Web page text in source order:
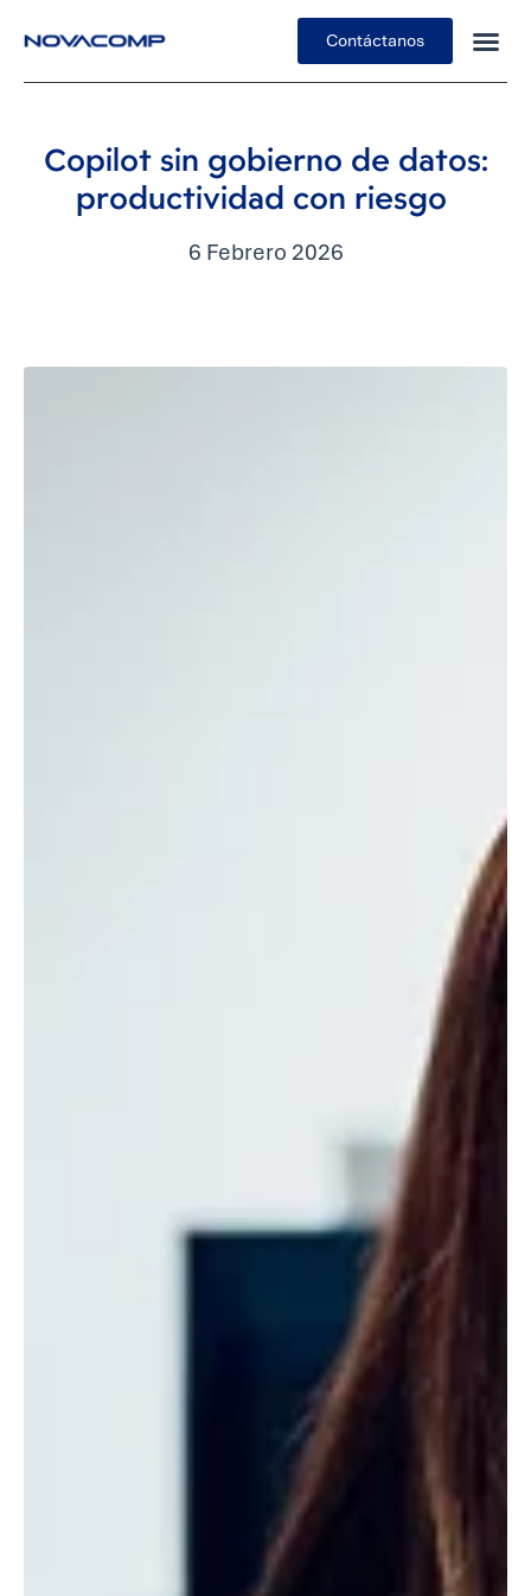
Contáctanos
Copilot sin gobierno de datos:
productividad con riesgo
6 Febrero 2026